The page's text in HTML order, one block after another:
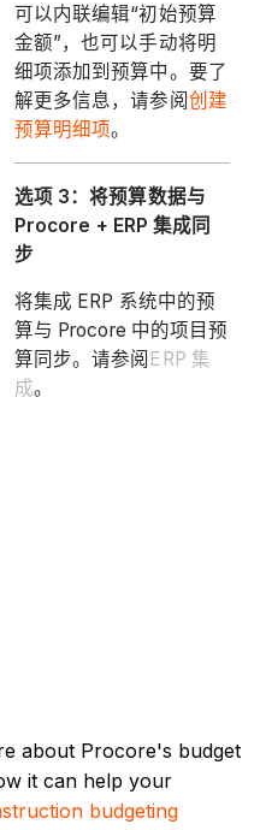
可以内联编辑“初始预算
金额”，也可以手动将明
细项添加到预算中。要了
解更多信息，请参阅创建
预算明细项。
选项 3：将预算数据与
Procore + ERP 集成同
步
将集成 ERP 系统中的预
算与 Procore 中的项目预
算同步。请参阅 ERP 集
成。
about Procore's budget
it can help your
budgeting